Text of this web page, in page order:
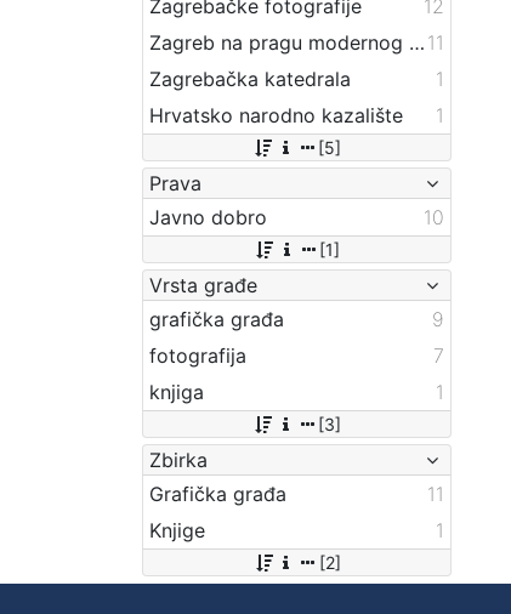
Zagrebačke fotografije
12
Zagreb na pragu modernog doba 11
Zagrebačka katedrala
1
Hrvatsko narodno kazalište
1
[5]
Prava
Javno dobro
10
[1]
Vrsta građe
grafička građa
9
fotografija
7
knjiga
1
[3]
Zbirka
Grafička građa
11
Knjige
1
[2]